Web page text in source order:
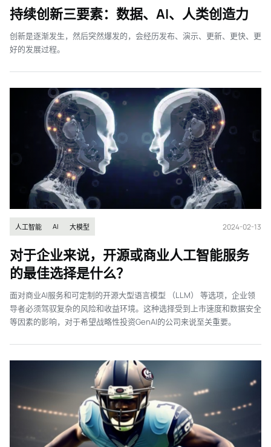
持续创新三要素：数据、AI、人类创造力
创新是逐渐发生，然后突然爆发的，会经历发布、演示、更新、更快、更
好的发展过程。
人工智能 AI 大模型 2024-02-13
对于企业来说，开源或商业人工智能服务
的最佳选择是什么？
面对商业AI服务和可定制的开源大型语言模型 （LLM） 等选项，企业领
导者必须驾驭复杂的风险和收益环境。这种选择受到上市速度和数据安全
等因素的影响，对于希望战略性投资GenAI的公司来说至关重要。